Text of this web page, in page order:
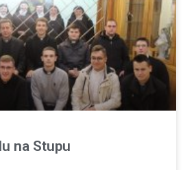
na Stupu